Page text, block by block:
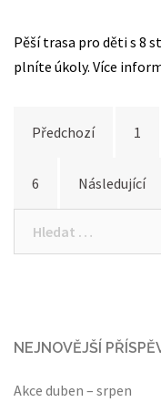
Pěší trasa pro děti s 8
plníte úkoly. Více
Stránkování
příspěvků
Předchozí 1
6
Následující
NEJNOVĚJŠÍ
Akce duben – srpen